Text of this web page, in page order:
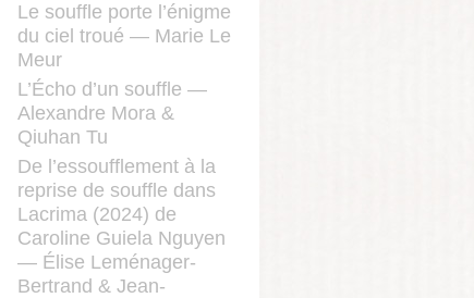
Le souffle porte l’énigme
du ciel troué — Marie Le
Meur
L’Écho d’un souffle —
Alexandre Mora &
Qiuhan Tu
De l’essoufflement à la
reprise de souffle dans
Lacrima (2024) de
Caroline Guiela Nguyen
— Élise Leménager-
Bertrand & Jean-